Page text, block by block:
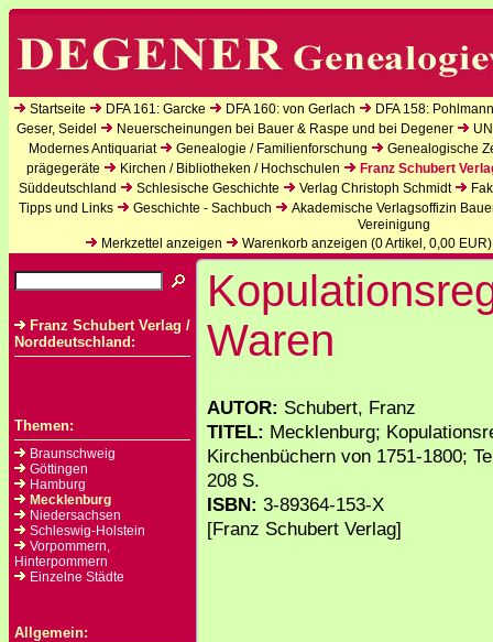
Startseite DFA 161: Garcke DFA 160: von Gerlach
DFA 158:
Geser, Seidel
Neuerscheinungen bei Bauer & Raspe und bei Degener
Modernes Antiquariat
Genealogie / Familienforschung
Genealogische
prägegeräte
Kirchen / Bibliotheken / Hochschulen
Franz Schubert
Süddeutschland
Schlesische Geschichte Verlag Christoph Schmidt
Tipps und Links
Geschichte - Sachbuch
Akademische Verlagsoffizin
Vereinigung
Merkzettel anzeigen
Warenkorb anzeigen (0Artikel, 0,00 EUR)
Franz Schubert Verlag /
Norddeutschland:
Themen:
Braunschweig
Göttingen
Hamburg
Mecklenburg
Niedersachsen
Schleswig-Holstein
Vorpommern,
Hinterpommern
Einzelne Städte
Allgemein:
Waren
AUTOR: Schubert, Franz
TITEL: Mecklenburg;
Kirchenbüchern von 1751-1800;
208 S.
ISBN: 3-89364-153-X
[Franz Schubert Verlag]